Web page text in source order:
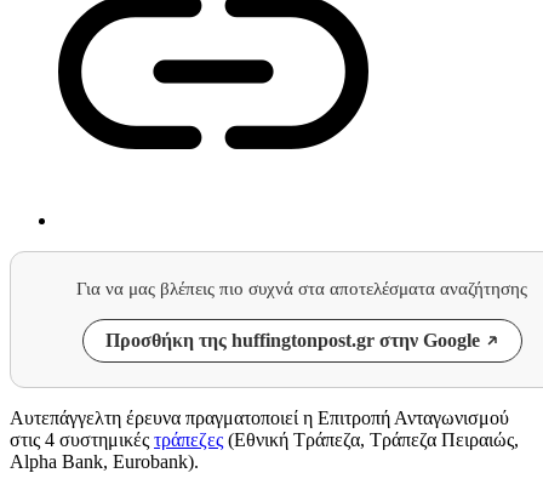
Για να μας βλέπεις πιο συχνά στα αποτελέσματα αναζήτησης
Προσθήκη της huffingtonpost.gr στην Google
Αυτεπάγγελτη έρευνα πραγματοποιεί η Επιτροπή Ανταγωνισμού
στις 4 συστημικές τράπεζες (Εθνική Τράπεζα, Τράπεζα Πειραιώς,
Alpha Bank, Eurobank).